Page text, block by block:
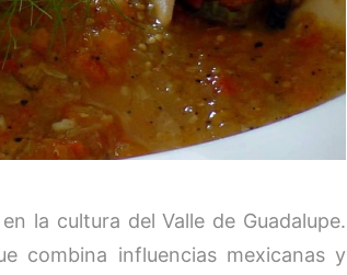
la cultura del Valle de Guadalupe.
combina influencias mexicanas y